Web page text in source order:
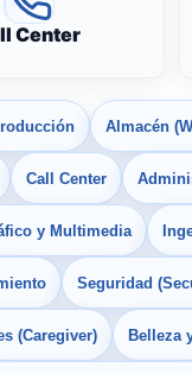
Center
Almacén
Call Center
y Multimedia
Seguridad
(Caregiver) Belleza